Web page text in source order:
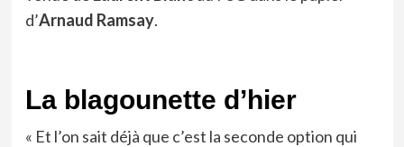
d’Arnaud Ramsay.
La blagounette d’hier
« Et l’on sait déjà que c’est la seconde option qui